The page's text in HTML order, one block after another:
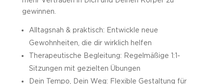
gewinnen.
Alltagsnah & praktisch: Entwickle neue
Gewohnheiten, die dir wirklich helfen
Therapeutische Begleitung: Regelmäßige 1:1-
Sitzungen mit gezielten Übungen
Dein Tempo, Dein Weg: Flexible Gestaltung für